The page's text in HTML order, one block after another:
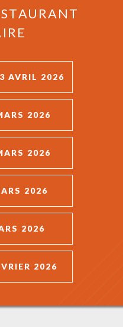
AVRIL 2026
2026
2026
2026
2026
2026